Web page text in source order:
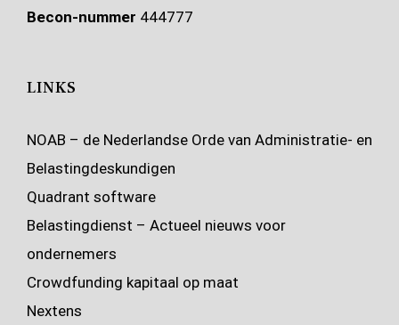
Becon-nummer 444777
LINKS
NOAB – de Nederlandse Orde van Administratie- en
Belastingdeskundigen
Quadrant software
Belastingdienst – Actueel nieuws voor
ondernemers
Crowdfunding kapitaal op maat
Nextens